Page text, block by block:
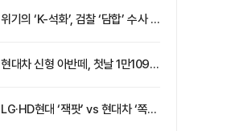
위기의 ‘K-석화’, 검찰 ‘담합’ 수사 착수…“LG·한화·롯데 등 7개 업체, 8개 제품 가격 담합”
현대차 신형 아반떼, 첫날 1만1094대 계약…역대 최고치 경신
LG·HD현대 ‘잭팟’ vs 현대차 ‘쪽박’…글로벌 사모펀드, 韓 대기업 투자 ‘희비’